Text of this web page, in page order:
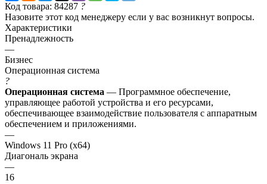
Код товара: 84287 ?
Назовите этот код менеджеру если у вас возникнут вопросы.
Характеристики
Пренадлежность
—
Бизнес
Операционная система
?
Операционная система — Программное обеспечение,
управляющее работой устройства и его ресурсами,
обеспечивающее взаимодействие пользователя с аппаратным
обеспечением и приложениями.
—
Windows 11 Pro (x64)
Диагональ экрана
—
16